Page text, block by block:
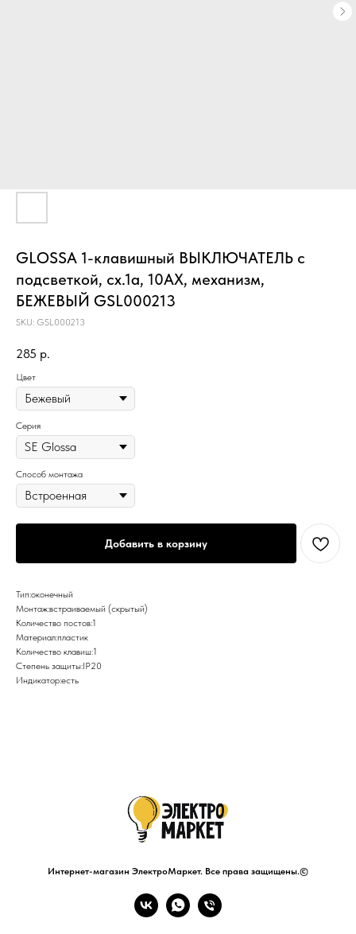
GLOSSA 1-клавишный ВЫКЛЮЧАТЕЛЬ с
подсветкой, сх.1а, 10АХ, механизм,
БЕЖЕВЫЙ GSL000213
SKU: GSL000213
285 р.
Цвет
Серия
Способ монтажа
Добавить в корзину
Тип:оконечный
Монтаж:встраиваемый (скрытый)
Количество постов:1
Материал:пластик
Количество клавиш:1
Степень защиты:IP20
Индикатор:есть
Интернет-магазин ЭлектроМаркет. Все права защищены.©